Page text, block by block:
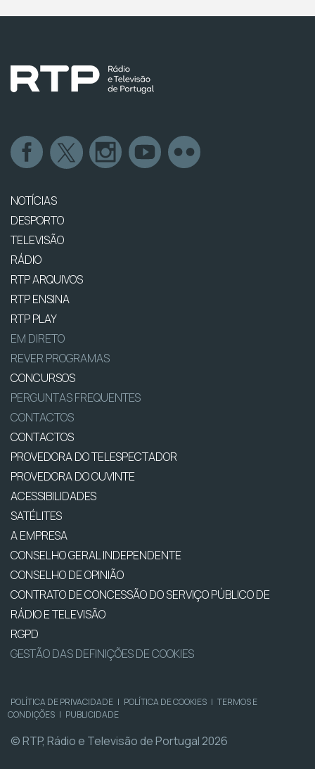
NOTÍCIAS
DESPORTO
TELEVISÃO
RÁDIO
RTP ARQUIVOS
RTP ENSINA
RTP PLAY
EM DIRETO
REVER PROGRAMAS
CONCURSOS
PERGUNTAS FREQUENTES
CONTACTOS
CONTACTOS
PROVEDORA DO TELESPECTADOR
PROVEDORA DO OUVINTE
ACESSIBILIDADES
SATÉLITES
A EMPRESA
CONSELHO GERAL INDEPENDENTE
CONSELHO DE OPINIÃO
CONTRATO DE CONCESSÃO DO SERVIÇO PÚBLICO DE
RÁDIO E TELEVISÃO
RGPD
GESTÃO DAS DEFINIÇÕES DE COOKIES
POLÍTICA DE PRIVACIDADE | POLÍTICA DE COOKIES | TERMOS E
CONDIÇÕES | PUBLICIDADE
© RTP, Rádio e Televisão de Portugal 2026